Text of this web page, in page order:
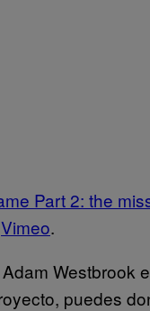
Part 2: the
Vimeo.
Westbrook
puedes